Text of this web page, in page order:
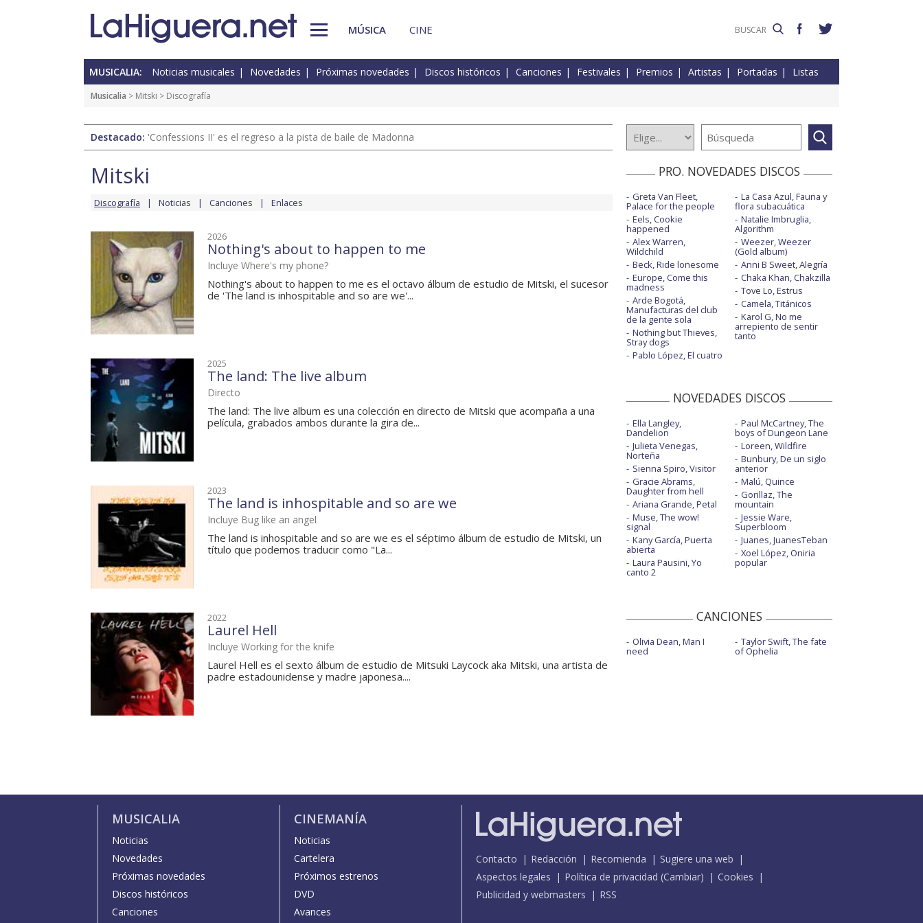
MÚSICA CINE
MUSICALIA: Noticias musicales Novedades Próximas novedades Discos históricos Canciones Festivales Premios Artistas Portadas Listas
Musicalia > Mitski > Discografía
Destacado: 'Confessions II' es el regreso a la pista de baile de Madonna
Mitski
Discografía Noticias Canciones Enlaces
2026
Nothing's about to happen to me
Incluye Where's my phone?
Nothing's about to happen to me es el octavo álbum de estudio de Mitski, el sucesor
de 'The land is inhospitable and so are we'...
2025
The land: The live album
Directo
The land: The live album es una colección en directo de Mitski que acompaña a una
película, grabados ambos durante la gira de...
2023
The land is inhospitable and so are we
Incluye Bug like an angel
The land is inhospitable and so are we es el séptimo álbum de estudio de Mitski, un
título que podemos traducir como "La...
2022
Laurel Hell
Incluye Working for the knife
Laurel Hell es el sexto álbum de estudio de Mitsuki Laycock aka Mitski, una artista de
padre estadounidense y madre japonesa....
PRO. NOVEDADES DISCOS
Greta Van Fleet,
Palace for the people
Eels, Cookie
happened
Alex Warren,
Wildchild
Beck, Ride lonesome
Europe, Come this
madness
Arde Bogotá,
Manufacturas del club
de la gente sola
Nothing but Thieves,
Stray dogs
Pablo López, El cuatro
La Casa Azul, Fauna y
flora subacuática
Natalie Imbruglia,
Algorithm
Weezer, Weezer
(Gold album)
Anni B Sweet, Alegría
Chaka Khan, Chakzilla
Tove Lo, Estrus
Camela, Titánicos
Karol G, No me
arrepiento de sentir
tanto
NOVEDADES DISCOS
Ella Langley,
Dandelion
Julieta Venegas,
Norteña
Sienna Spiro, Visitor
Gracie Abrams,
Daughter from hell
Ariana Grande, Petal
Muse, The wow!
signal
Kany García, Puerta
abierta
Laura Pausini, Yo
canto 2
Paul McCartney, The
boys of Dungeon Lane
Loreen, Wildfire
Bunbury, De un siglo
anterior
Malú, Quince
Gorillaz, The
mountain
Jessie Ware,
Superbloom
Juanes, JuanesTeban
Xoel López, Oniria
popular
CANCIONES
Olivia Dean, Man I
need
Taylor Swift, The fate
of Ophelia
MUSICALIA
Noticias
Novedades
Próximas novedades
Discos históricos
Canciones
CINEMANÍA
Noticias
Cartelera
Próximos estrenos
DVD
Avances
Contacto Redacción Recomienda
Sugiere una web
Aspectos legales
Política de privacidad (Cambiar)
Cookies
Publicidad y webmasters
RSS